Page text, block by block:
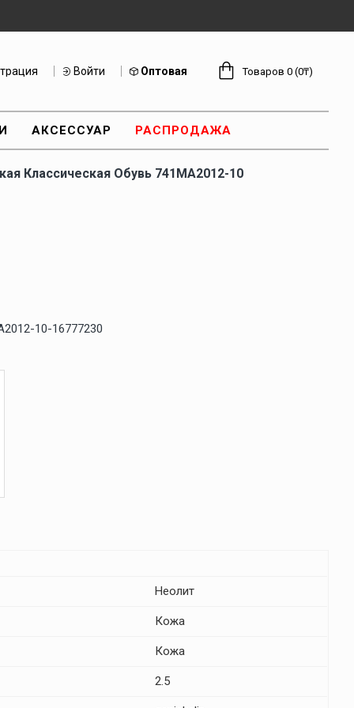
Войти Оптовая Товаров 0 (0₸)
АКСЕССУАР РАСПРОДАЖА
Классическая Обувь 741MA2012-10
10-16777230
Неолит
Кожа
Кожа
2.5